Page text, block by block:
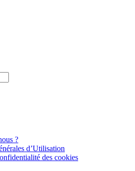
?
d’Utilisation
des cookies